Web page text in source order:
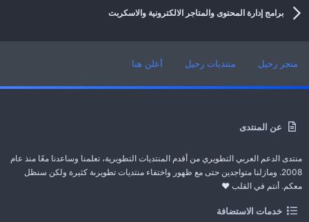
بُدأت بواسطة mrmilano 30 سبتمبر 2011
برامج إدارة المحتوى والمتاجر الالكترونية والاسكربت
عن المنتدى
منتدى الدعم العربي التطويري من أقدم المنتديات التطويرية، تعلمنا وساعدنا معًا منذ عام
2008. ومازلنا متواجدين حتى مع ظهور واختفاء منتديات تطويرىة كثيرة ولكن سنظل
معكم. أنتم في القلب ❤️
خدمات الاستضافة
متجر رحيل منتديات رحيل أعلن هنا